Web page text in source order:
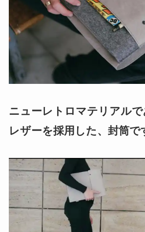
ニューレトロマテリアルで
レザーを採用した、封筒で